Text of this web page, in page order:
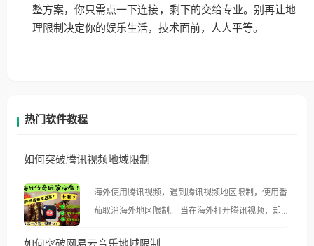
整方案，你只需点一下连接，剩下的交给专业。别再让地
理限制决定你的娱乐生活，技术面前，人人平等。
热门软件教程
如何突破腾讯视频地域限制
海外使用腾讯视频，遇到腾讯视频地区限制，使用番
茄取消海外地区限制。 当在海外打开腾讯视频，却突